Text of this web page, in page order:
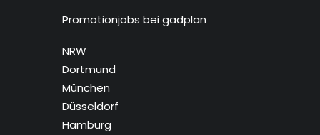
Promotionjobs bei gadplan
NRW
Dortmund
München
Düsseldorf
Hamburg